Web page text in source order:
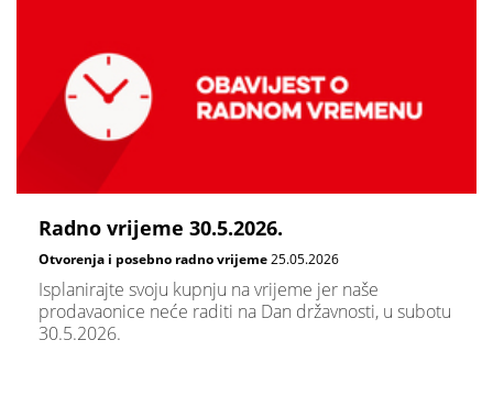
Radno vrijeme 30.5.2026.
Otvorenja i posebno radno vrijeme25.05.2026
Isplanirajte svoju kupnju na vrijeme jer naše
prodavaonice neće raditi na Dan državnosti, u subotu
30.5.2026.